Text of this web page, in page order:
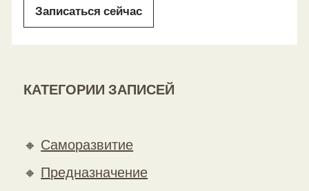
Записаться сейчас
КАТЕГОРИИ ЗАПИСЕЙ
🔸 Саморазвитие
🔸 Предназначение